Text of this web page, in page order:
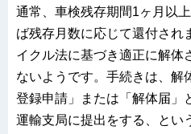
通常、車検残存期間1ヶ月以
ば残存月数に応じて還付され
イクル法に基づき適正に解体
ないようです。手続きは、解
登録申請」または「解体届」
運輸支局に提出をする、とい